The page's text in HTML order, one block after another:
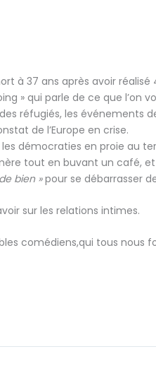
à 37 ans après avoir
» qui parle de ce que l’on
réfugiés, les événements
de l’Europe en crise.
démocraties en proie au
tout en buvant un café,
bien »pour se débarrasser
sur les relations intimes.
comédiens,qui tous nous